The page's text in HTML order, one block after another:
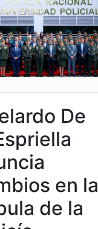
De
en la
de la